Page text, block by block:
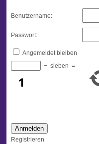
Benutzername:
Passwort:
Angemeldet bleiben
− sieben =
Anmelden
Registrieren